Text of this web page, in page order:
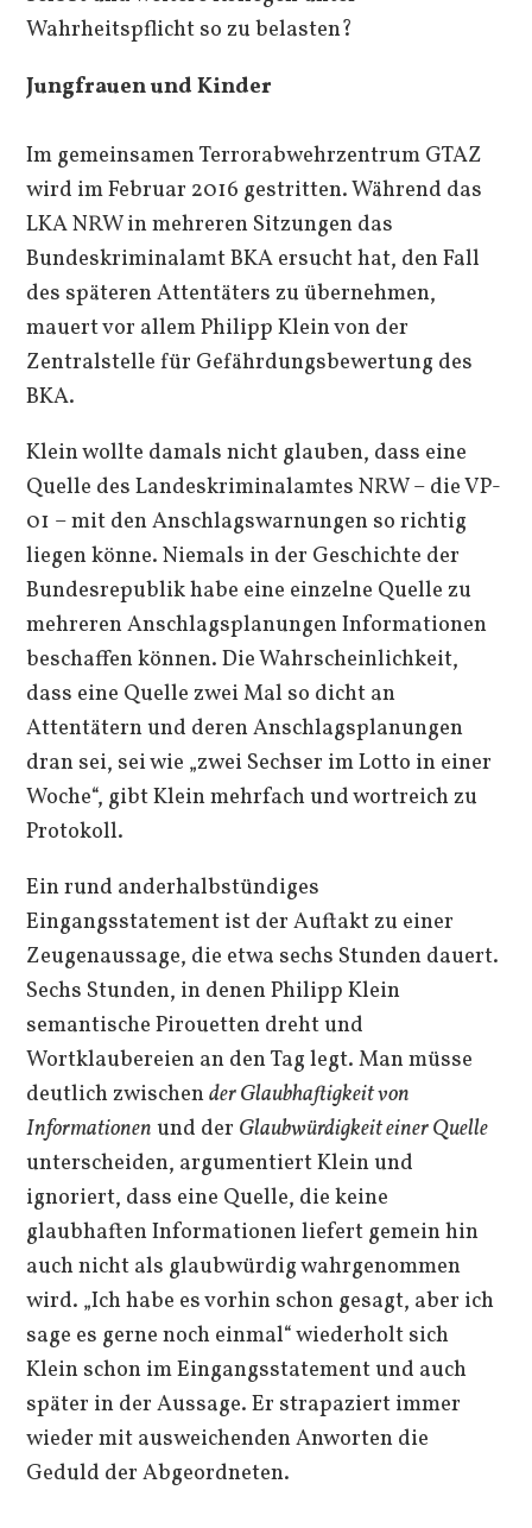
Wahrheitspflicht so zu belasten?
Jungfrauen und Kinder
Im gemeinsamen Terrorabwehrzentrum GTAZ
wird im Februar 2016 gestritten. Während das
LKA NRW in mehreren Sitzungen das
Bundeskriminalamt BKA ersucht hat, den Fall
des späteren Attentäters zu übernehmen,
mauert vor allem Philipp Klein von der
Zentralstelle für Gefährdungsbewertung des
BKA.
Klein wollte damals nicht glauben, dass eine
Quelle des Landeskriminalamtes NRW – die VP-
01 – mit den Anschlagswarnungen so richtig
liegen könne. Niemals in der Geschichte der
Bundesrepublik habe eine einzelne Quelle zu
mehreren Anschlagsplanungen Informationen
beschaffen können. Die Wahrscheinlichkeit,
dass eine Quelle zwei Mal so dicht an
Attentätern und deren Anschlagsplanungen
dran sei, sei wie „zwei Sechser im Lotto in einer
Woche“, gibt Klein mehrfach und wortreich zu
Protokoll.
Ein rund anderhalbstündiges
Eingangsstatement ist der Auftakt zu einer
Zeugenaussage, die etwa sechs Stunden dauert.
Sechs Stunden, in denen Philipp Klein
semantische Pirouetten dreht und
Wortklaubereien an den Tag legt. Man müsse
deutlich zwischenderGlaubhaftigkeit von
Informationenund der Glaubwürdigkeit einer Quelle
unterscheiden, argumentiert Klein und
ignoriert, dass eine Quelle, die keine
glaubhaften Informationen liefert gemein hin
auch nicht als glaubwürdig wahrgenommen
wird. „Ich habe es vorhin schon gesagt, aber ich
sage es gerne noch einmal“ wiederholt sich
Klein schon im Eingangsstatement und auch
später in der Aussage. Er strapaziert immer
wieder mit ausweichenden Anworten die
Geduld der Abgeordneten.